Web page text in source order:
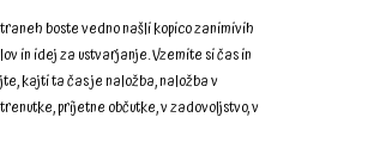
boste vedno našli kopico zanimivih
in idej za ustvarjanje. Vzemite si čas in
kajti ta čas je naložba, naložba v
prijetne občutke, v zadovoljstvo, v